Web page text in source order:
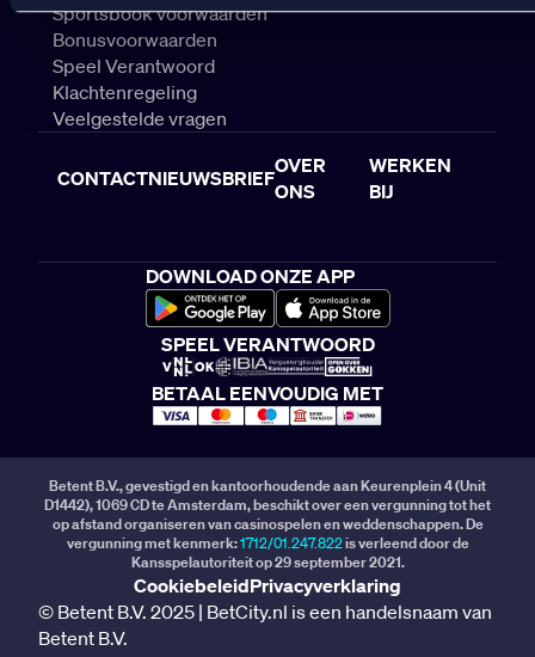
Sportsbook voorwaarden
Bonusvoorwaarden
Speel Verantwoord
Klachtenregeling
Veelgestelde vragen
CONTACTNIEUWSBRIEF
OVER
ONS
WERKEN
BIJ
DOWNLOAD ONZE APP
SPEEL VERANTWOORD
BETAAL EENVOUDIG MET
Betent B.V., gevestigd en kantoorhoudende aan Keurenplein 4 (Unit
D1442), 1069 CD te Amsterdam, beschikt over een vergunning tot het
op afstand organiseren van casinospelen en weddenschappen. De
vergunning met kenmerk:1712/01.247.822is verleend door de
Kansspelautoriteit op 29 september 2021.
CookiebeleidPrivacyverklaring
© Betent B.V. 2025 | BetCity.nl is een handelsnaam van
Betent B.V.